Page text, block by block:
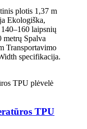
plotis 1,37 m
Ekologiška,
laipsnių
Spalva
Transportavimo
specifikacija.
TPU